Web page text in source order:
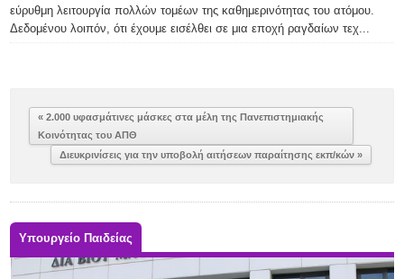
εύρυθμη λειτουργία πολλών τομέων της καθημερινότητας του ατόμου.
Δεδομένου λοιπόν, ότι έχουμε εισέλθει σε μια εποχή ραγδαίων τεχ...
« 2.000 υφασμάτινες μάσκες στα μέλη της Πανεπιστημιακής
Κοινότητας του ΑΠΘ
Διευκρινίσεις για την υποβολή αιτήσεων παραίτησης εκπ/κών »
Υπουργείο Παιδείας